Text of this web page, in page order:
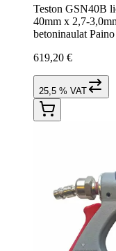
Teston GSN40B
40mm x 2,7-
betoninaulat
619,20 €
25,5 % VAT